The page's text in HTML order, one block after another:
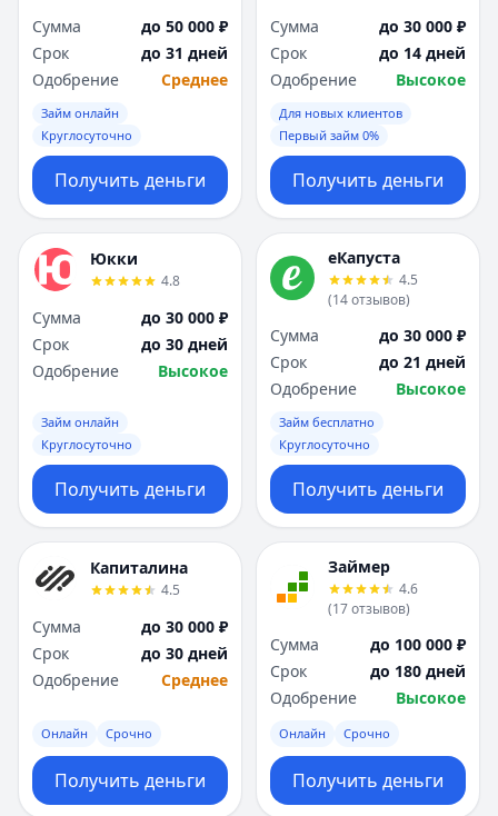
Сумма
до 50 000 ₽
Срок
до 31 дней
Одобрение
Среднее
Займ онлайн
Круглосуточно
Получить деньги
Сумма
до 30 000 ₽
Срок
до 14 дней
Одобрение
Высокое
Для новых клиентов
Первый займ 0%
Получить деньги
Юкки
4.8
Сумма
до 30 000 ₽
Срок
до 30 дней
Одобрение
Высокое
Займ онлайн
Круглосуточно
Получить деньги
еКапуста
4.5
(14отзывов)
Сумма
до 30 000 ₽
Срок
до 21 дней
Одобрение
Высокое
Займ бесплатно
Круглосуточно
Получить деньги
Капиталина
4.5
Сумма
до 30 000 ₽
Срок
до 30 дней
Одобрение
Среднее
Онлайн Срочно
Получить деньги
Займер
4.6
(17отзывов)
Сумма
до 100 000 ₽
Срок
до 180 дней
Одобрение
Высокое
Онлайн Срочно
Получить деньги